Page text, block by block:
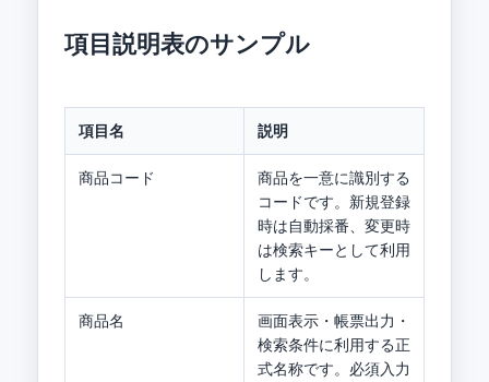
項目説明表のサンプル
項目名 説明
商品コード
商品を一意に識別する
コードです。新規登録
時は自動採番、変更時
は検索キーとして利用
します。
商品名
画面表示・帳票出力・
検索条件に利用する正
式名称です。必須入力